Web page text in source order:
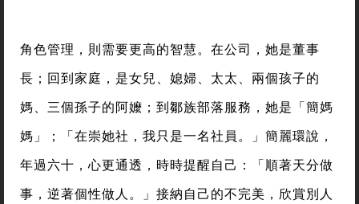
角色管理，則需要更高的智慧。在公司，她是董事
長；回到家庭，是女兒、媳婦、太太、兩個孩子的
媽、三個孫子的阿嬤；到鄒族部落服務，她是「簡媽
媽」；「在崇她社，我只是一名社員。」簡麗環說，
年過六十，心更通透，時時提醒自己：「順著天分做
事，逆著個性做人。」接納自己的不完美，欣賞別人